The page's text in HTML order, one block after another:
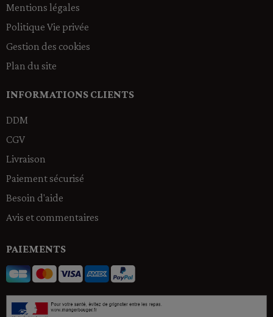
Mentions légales
Politique Vie privée
Gestion des cookies
Plan du site
INFORMATIONS CLIENTS
DDM
CGV
Livraison
Paiement sécurisé
Besoin d'aide
Avis et commentaires
PAIEMENTS